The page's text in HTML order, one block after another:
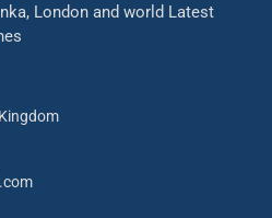
London and world Latest